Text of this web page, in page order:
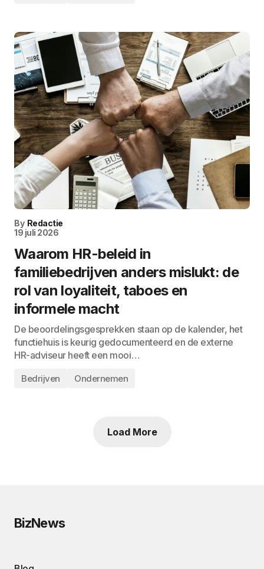
By Redactie
19 juli 2026
Waarom HR-beleid in
familiebedrijven anders mislukt: de
rol van loyaliteit, taboes en
informele macht
De beoordelingsgesprekken staan op de kalender, het
functiehuis is keurig gedocumenteerd en de externe
HR-adviseur heeft een mooi…
Bedrijven Ondernemen
Load More
BizNews